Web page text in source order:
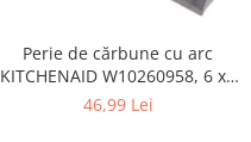
Perie de cărbune cu arc
KITCHENAID W10260958, 6 x6
x 19 mm, pentru 5KSM15
46,99 Lei